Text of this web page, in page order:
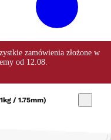
(1kg / 1.75mm)